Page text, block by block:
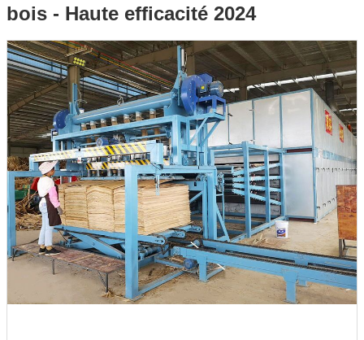
Haute efficacité 2024
bois - Haute efficacité 2024